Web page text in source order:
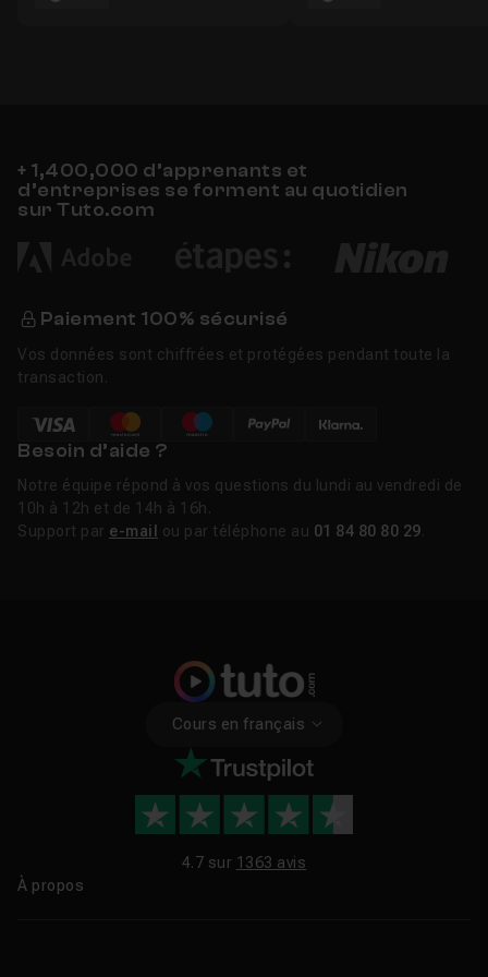
+ 1,400,000 d’apprenants et
d’entreprises se forment au quotidien
sur Tuto.com
Paiement 100% sécurisé
Vos données sont chiffrées et protégées pendant toute la
transaction.
Besoin d’aide ?
Notre équipe répond à vos questions du lundi au vendredi de
10h à 12h et de 14h à 16h.
Support par e-mail ou par téléphone au 01 84 80 80 29
Cours en français
4.7 sur 1363 avis
À propos